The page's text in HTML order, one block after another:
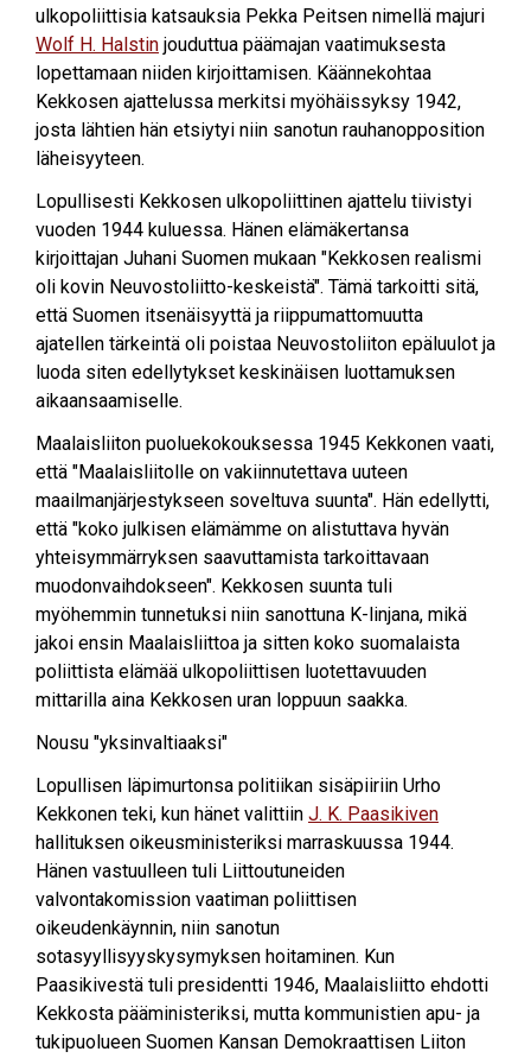
ulkopoliittisia katsauksia Pekka Peitsen nimellä majuri
Wolf H. Halstin jouduttua päämajan vaatimuksesta
lopettamaan niiden kirjoittamisen. Käännekohtaa
Kekkosen ajattelussa merkitsi myöhäissyksy 1942,
josta lähtien hän etsiytyi niin sanotun rauhanopposition
läheisyyteen.
Lopullisesti Kekkosen ulkopoliittinen ajattelu tiivistyi
vuoden 1944 kuluessa. Hänen elämäkertansa
kirjoittajan Juhani Suomen mukaan "Kekkosen realismi
oli kovin Neuvostoliitto-keskeistä". Tämä tarkoitti sitä,
että Suomen itsenäisyyttä ja riippumattomuutta
ajatellen tärkeintä oli poistaa Neuvostoliiton epäluulot ja
luoda siten edellytykset keskinäisen luottamuksen
aikaansaamiselle.
Maalaisliiton puoluekokouksessa 1945 Kekkonen vaati,
että "Maalaisliitolle on vakiinnutettava uuteen
maailmanjärjestykseen soveltuva suunta". Hän edellytti,
että "koko julkisen elämämme on alistuttava hyvän
yhteisymmärryksen saavuttamista tarkoittavaan
muodonvaihdokseen". Kekkosen suunta tuli
myöhemmin tunnetuksi niin sanottuna K-linjana, mikä
jakoi ensin Maalaisliittoa ja sitten koko suomalaista
poliittista elämää ulkopoliittisen luotettavuuden
mittarilla aina Kekkosen uran loppuun saakka.
Nousu "yksinvaltiaaksi"
Lopullisen läpimurtonsa politiikan sisäpiiriin Urho
Kekkonen teki, kun hänet valittiin J. K. Paasikiven
hallituksen oikeusministeriksi marraskuussa 1944.
Hänen vastuulleen tuli Liittoutuneiden
valvontakomission vaatiman poliittisen
oikeudenkäynnin, niin sanotun
sotasyyllisyyskysymyksen hoitaminen. Kun
Paasikivestä tuli presidentti 1946, Maalaisliitto ehdotti
Kekkosta pääministeriksi, mutta kommunistien apu- ja
tukipuolueen Suomen Kansan Demokraattisen Liiton